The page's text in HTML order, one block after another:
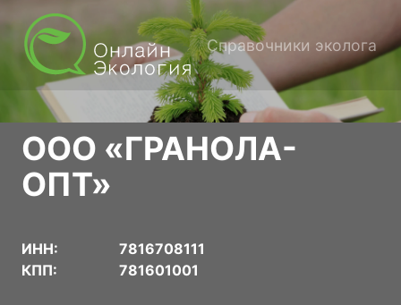
Справочники эколога
ООО «ГРАНОЛА-
ОПТ»
ИНН:
7816708111
КПП:
781601001